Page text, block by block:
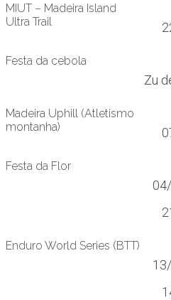
MIUT – Madeira Island
Ultra Trail
Festa da cebola
Zu
Madeira Uphill (Atletismo
montanha)
Festa da Flor
Enduro World Series (BTT)